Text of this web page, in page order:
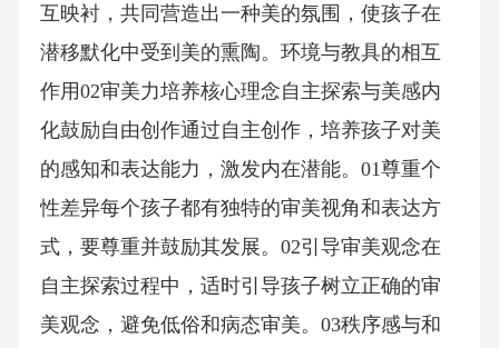
互映衬，共同营造出一种美的氛围，使孩子在
潜移默化中受到美的熏陶。环境与教具的相互
作用02审美力培养核心理念自主探索与美感内
化鼓励自由创作通过自主创作，培养孩子对美
的感知和表达能力，激发内在潜能。01尊重个
性差异每个孩子都有独特的审美视角和表达方
式，要尊重并鼓励其发展。02引导审美观念在
自主探索过程中，适时引导孩子树立正确的审
美观念，避免低俗和病态审美。03秩序感与和